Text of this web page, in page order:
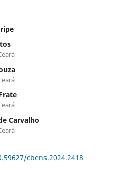
Carvalho
cbens.2024.2418